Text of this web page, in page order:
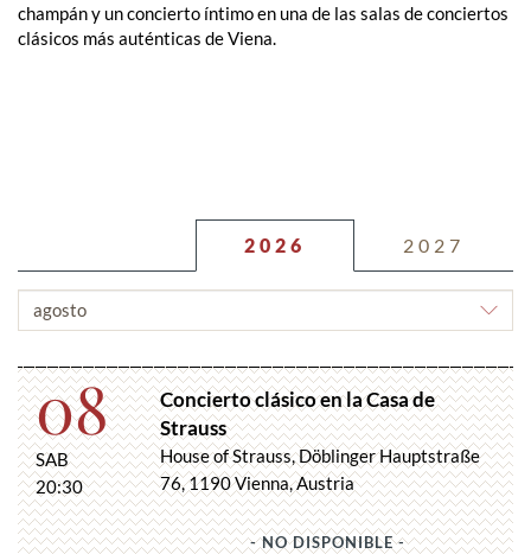
champán y un concierto íntimo en una de las salas de conciertos
clásicos más auténticas de Viena.
2027
2026
ELEGIR
MES
08
SAB
20:30
Concierto clásico en la Casa de
Strauss
House of Strauss, Döblinger Hauptstraße
76, 1190 Vienna, Austria
- NO DISPONIBLE -